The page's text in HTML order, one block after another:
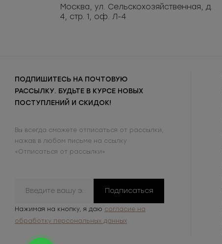
Москва, ул. Сельскохозяйственная, д.
4, стр. 1, оф. Л-4
ПОДПИШИТЕСЬ НА ПОЧТОВУЮ
РАССЫЛКУ. БУДЬТЕ В КУРСЕ НОВЫХ
ПОСТУПЛЕНИЙ И СКИДОК!
Вы всегда сможете отписаться от рассылки,
нажав в любом письме на ссылку
«Отписаться от рассылки»
Подписаться
Нажимая на кнопку, я даю согласие на
обработку персональных данных